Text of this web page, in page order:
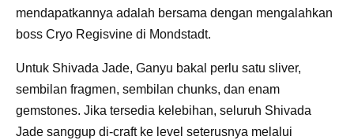
mendapatkannya adalah bersama dengan mengalahkan
boss Cryo Regisvine di Mondstadt.
Untuk Shivada Jade, Ganyu bakal perlu satu sliver,
sembilan fragmen, sembilan chunks, dan enam
gemstones. Jika tersedia kelebihan, seluruh Shivada
Jade sanggup di-craft ke level seterusnya melalui